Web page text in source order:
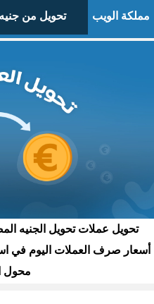
مملكة الويب تحويل من
تحويل عملات تحويل الجنيه
أسعار صرف العملات اليوم في
محول